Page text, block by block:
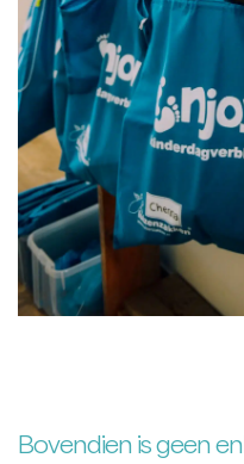
Bovendien is geen